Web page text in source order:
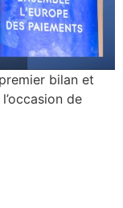
bilan et
de